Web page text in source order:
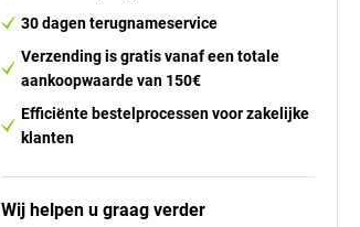
30 dagen terugnameservice
Verzending is gratis vanaf een totale
aankoopwaarde van 150€
Efficiënte bestelprocessen voor zakelijke
klanten
Wij helpen u graag verder